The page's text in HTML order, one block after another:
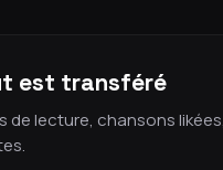
est transféré
de lecture, chansons